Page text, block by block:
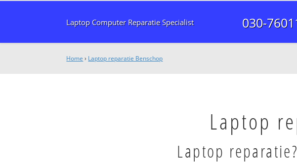
Laptop Computer Reparatie Specialist 030-
Home › Laptop reparatie Benschop
Laptop
Laptop